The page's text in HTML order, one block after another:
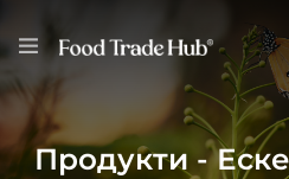
Продукти -